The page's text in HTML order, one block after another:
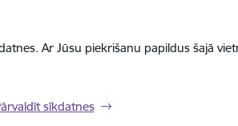
Ar Jūsu piekrišanu papildus šajā
sīkdatnes